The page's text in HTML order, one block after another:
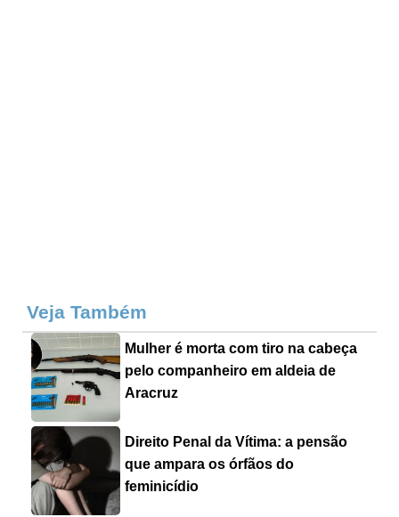
Veja Também
Mulher é morta com tiro na cabeça
pelo companheiro em aldeia de
Aracruz
Direito Penal da Vítima: a pensão
que ampara os órfãos do
feminicídio